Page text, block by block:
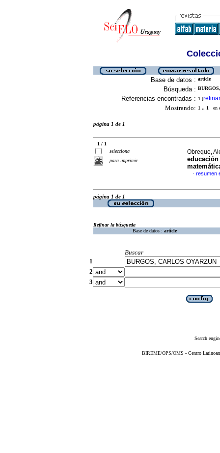
Base de datos : article
Búsqueda :
Referencias encontradas : 1 [refinar
Mostrando: 1 .. 1 en
página 1 de 1
1 / 1
selecciona
para imprimir
Obreque,
· resumen
página 1 de 1
Refinar la búsqueda
Base de datos : article
Buscar
1
2
3
Search
BIREME/OPS/OMS - Centro